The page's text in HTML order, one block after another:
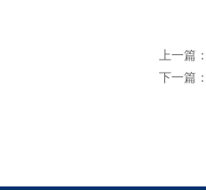
上一篇
下一篇